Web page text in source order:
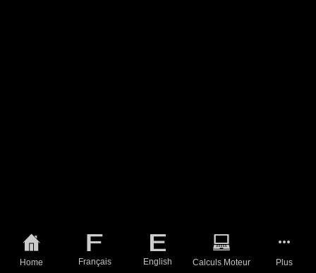
Home Français English Calculs Moteur Plus